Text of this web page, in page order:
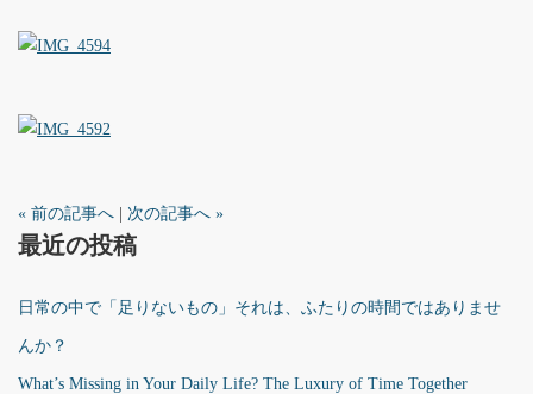
« 前の記事へ 次の記事へ »
最近の投稿
日常の中で「足りないもの」それは、ふたりの時間ではありませ
んか？
What’s Missing in Your Daily Life? The Luxury of Time Together